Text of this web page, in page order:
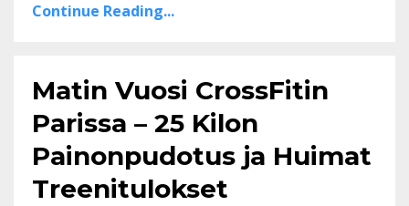
Continue Reading...
Matin Vuosi CrossFitin
Parissa – 25 Kilon
Painonpudotus ja Huimat
Treenitulokset